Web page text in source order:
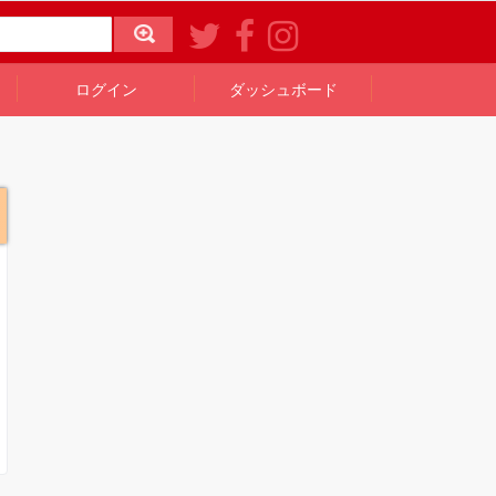
ログイン ダッシュボード